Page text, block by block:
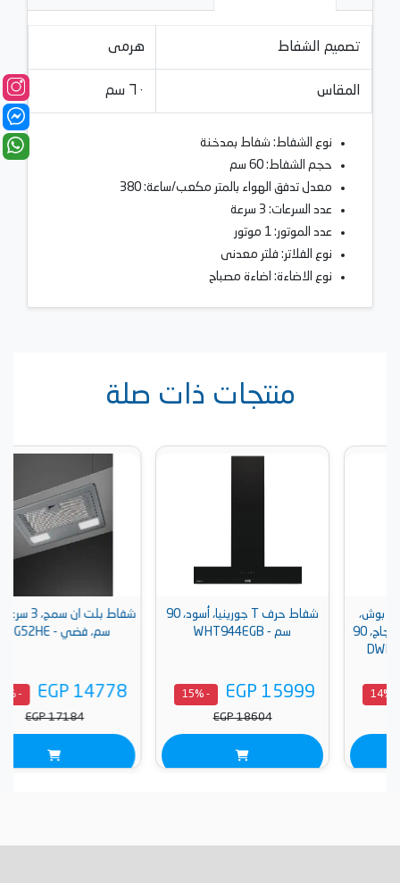
تصميم الشفاط هرمى
المقاس ٦٠ سم
نوع الشفاط: شفاط بمدخنة
حجم الشفاط: 60 سم
معدل تدفق الهواء بالمتر مكعب/ساعة: 380
عدد السرعات: 3 سرعة
عدد الموتور: 1 موتور
نوع الفلاتر: فلتر معدنى
نوع الاضاءة: اضاءة مصباح
منتجات ذات صلة
شفاط حرف T جورينيا، أسود، 90
EGP 15999
- 15%
EGP 18604
شفاط بلت ان سمج، 3 سرعات ، 54
سم، فضي - KSG52HE
EGP 14778
- 15%
EGP 17184